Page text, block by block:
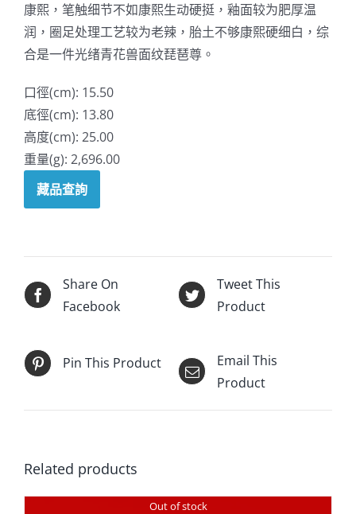
康熙，笔触细节不如康熙生动硬挺，釉面较为肥厚温
润，圈足处理工艺较为老辣，胎土不够康熙硬细白，综
合是一件光绪青花兽面纹琵琶尊。
口徑(cm): 15.50
底徑(cm): 13.80
高度(cm): 25.00
重量(g): 2,696.00
藏品查詢
Share On
Facebook
Tweet This
Product
Pin This Product
Email This
Product
Related products
Out of stock